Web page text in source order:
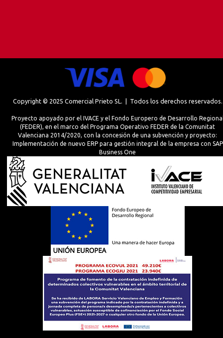
Copyright © 2025 Comercial Prieto SL. | Todos los derechos reservados.
Proyecto apoyado por el IVACE y el Fondo Europero de Desarrollo
(FEDER), en el marco del Programa Operativo FEDER de la Comunitat
Valenciana 2014/2020, con la concesión de una subvención y proyecto:
Implementación de nuevo ERP para gestión integral de la empresa con SAP
Business One